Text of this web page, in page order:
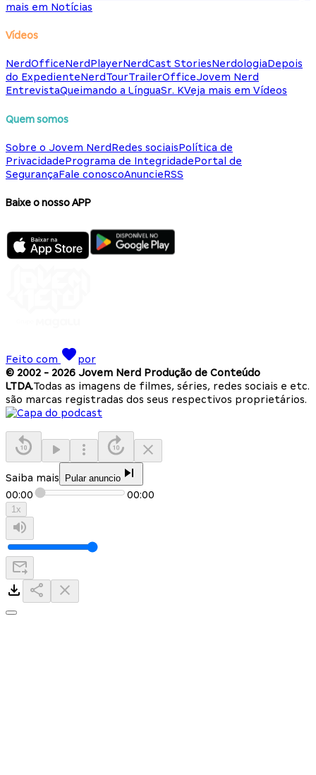
mais em Notícias
Vídeos
NerdOfficeNerdPlayerNerdCast StoriesNerdologiaDepois
do ExpedienteNerdTourTrailerOfficeJovem Nerd
EntrevistaQueimando a LínguaSr. KVeja mais em Vídeos
Quem somos
Sobre o Jovem NerdRedes sociaisPolítica de
PrivacidadePrograma de IntegridadePortal de
SegurançaFale conoscoAnuncieRSS
Baixe o nosso APP
Feito com
por
© 2002 - 2026 Jovem Nerd Produção de Conteúdo
LTDA.Todas as imagens de filmes, séries, redes sociais e etc.
são marcas registradas dos seus respectivos proprietários.
Saiba mais Pular anuncio
00:00 00:00
1x